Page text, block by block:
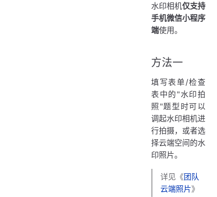
水印相机仅支持
手机微信小程序
端使用。
方法一
填写表单/检查
表中的"水印拍
照"题型时可以
调起水印相机进
行拍摄，或者选
择云端空间的水
印照片。
详见《团队
云端照片》